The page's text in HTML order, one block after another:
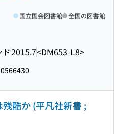
2015.7<DM653-L8>
国立国会図書館 全国の図書館
酷か (平凡社新書 ;